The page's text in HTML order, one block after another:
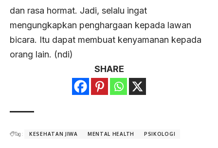
dan rasa hormat. Jadi, selalu ingat
mengungkapkan penghargaan kepada lawan
bicara. Itu dapat membuat kenyamanan kepada
orang lain. (ndi)
SHARE
Tag : KESEHATAN JIWA MENTAL HEALTH PSIKOLOGI